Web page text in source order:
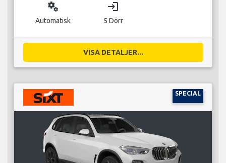
miscellaneous_services
Automatisk
login
5 Dörr
VISA DETALJER...
SPECIAL